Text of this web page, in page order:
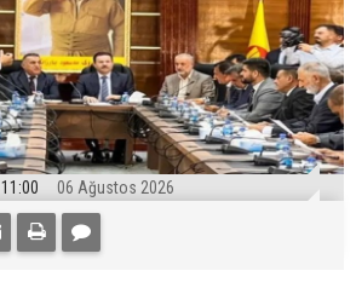
11:00 06 Ağustos 2026